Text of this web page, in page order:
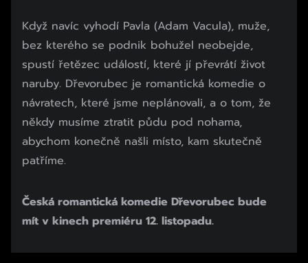
Když navíc vyhodí Pavla (Adam Vacula), muže,
bez kterého se podnik bohužel neobejde,
spustí řetězec událostí, které jí převrátí život
naruby. Dřevorubec je romantická komedie o
návratech, které jsme neplánovali, a o tom, že
někdy musíme ztratit půdu pod nohama,
abychom konečně našli místo, kam skutečně
patříme.
Česká romantická komedie Dřevorubec bude
mít v kinech premiéru 12. listopadu.